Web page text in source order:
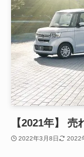
【2021年】
2022年3月8日 2022